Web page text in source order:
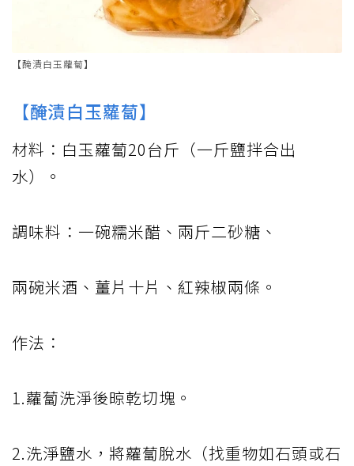
【醃漬白玉蘿蔔】
【醃漬白玉蘿蔔】
材料：白玉蘿蔔20台斤（一斤鹽拌合出
水）。
調味料：一碗糯米醋、兩斤二砂糖、
兩碗米酒、薑片十片、紅辣椒兩條。
作法：
1.蘿蔔洗淨後晾乾切塊。
2.洗淨鹽水，將蘿蔔脫水（找重物如石頭或石